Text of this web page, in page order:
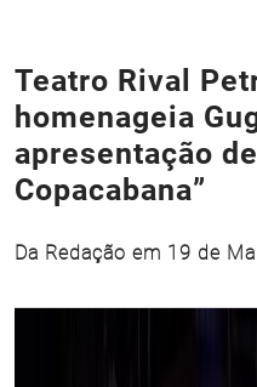
Teatro Rival
homenageia
apresentação
Copacabana”
Da Redação em 19 de